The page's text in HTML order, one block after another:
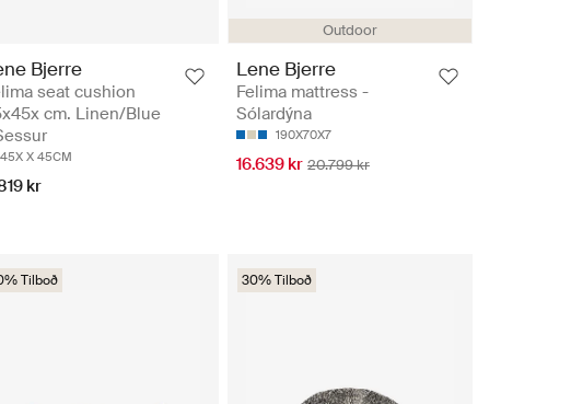
Bjerre
seat cushion
cm. Linen/Blue
45X X 45CM
kr
Outdoor
Lene Bjerre
Felima mattress -
Sólardýna
190X70X7
16.639 kr 20.799 kr
Tilboð 30% Tilboð